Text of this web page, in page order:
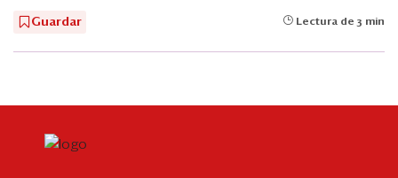
Guardar Lectura de 3 min